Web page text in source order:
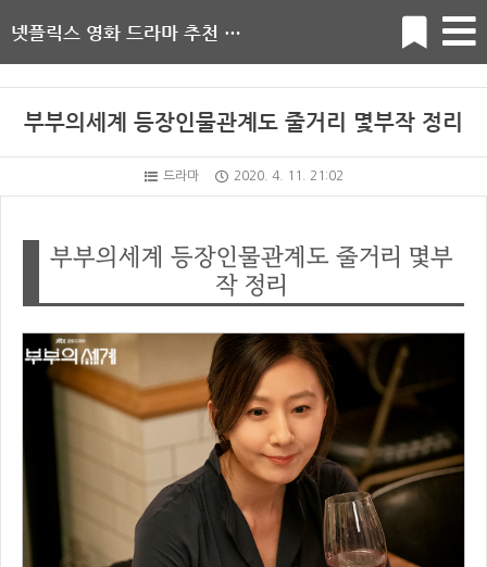
넷플릭스 영화 드라마 추천 순위
부부의세계 등장인물관계도 줄거리 몇부작 정리
드라마 2020. 4. 11. 21:02
부부의세계 등장인물관계도 줄거리 몇부
작 정리